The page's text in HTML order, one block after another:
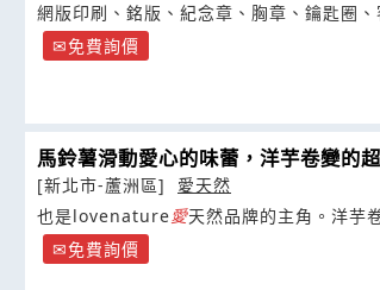
網版印刷、銘版、紀念章、胸章、鑰匙圈
免費詢價
馬鈴薯滑動愛心的味蕾，洋芋卷變的
[新北市-蘆洲區]
愛天然
也是lovenature愛天然品牌的主角。洋芋
免費詢價